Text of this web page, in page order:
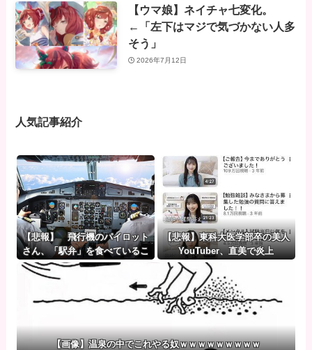
【ウマ娘】ネイチャ七変化。
←「左下はマジで気づかない人多
そう」
2026年7月12日
人気記事紹介
【悲報】 飛行機のパイロット
さん、「駅弁」を食べているこ
とがバレる……
【悲報】東科大医学部卒の美人
YouTuber、直美で炎上
【画像】温泉の中でこれやる奴ｗｗｗｗｗｗｗｗｗ